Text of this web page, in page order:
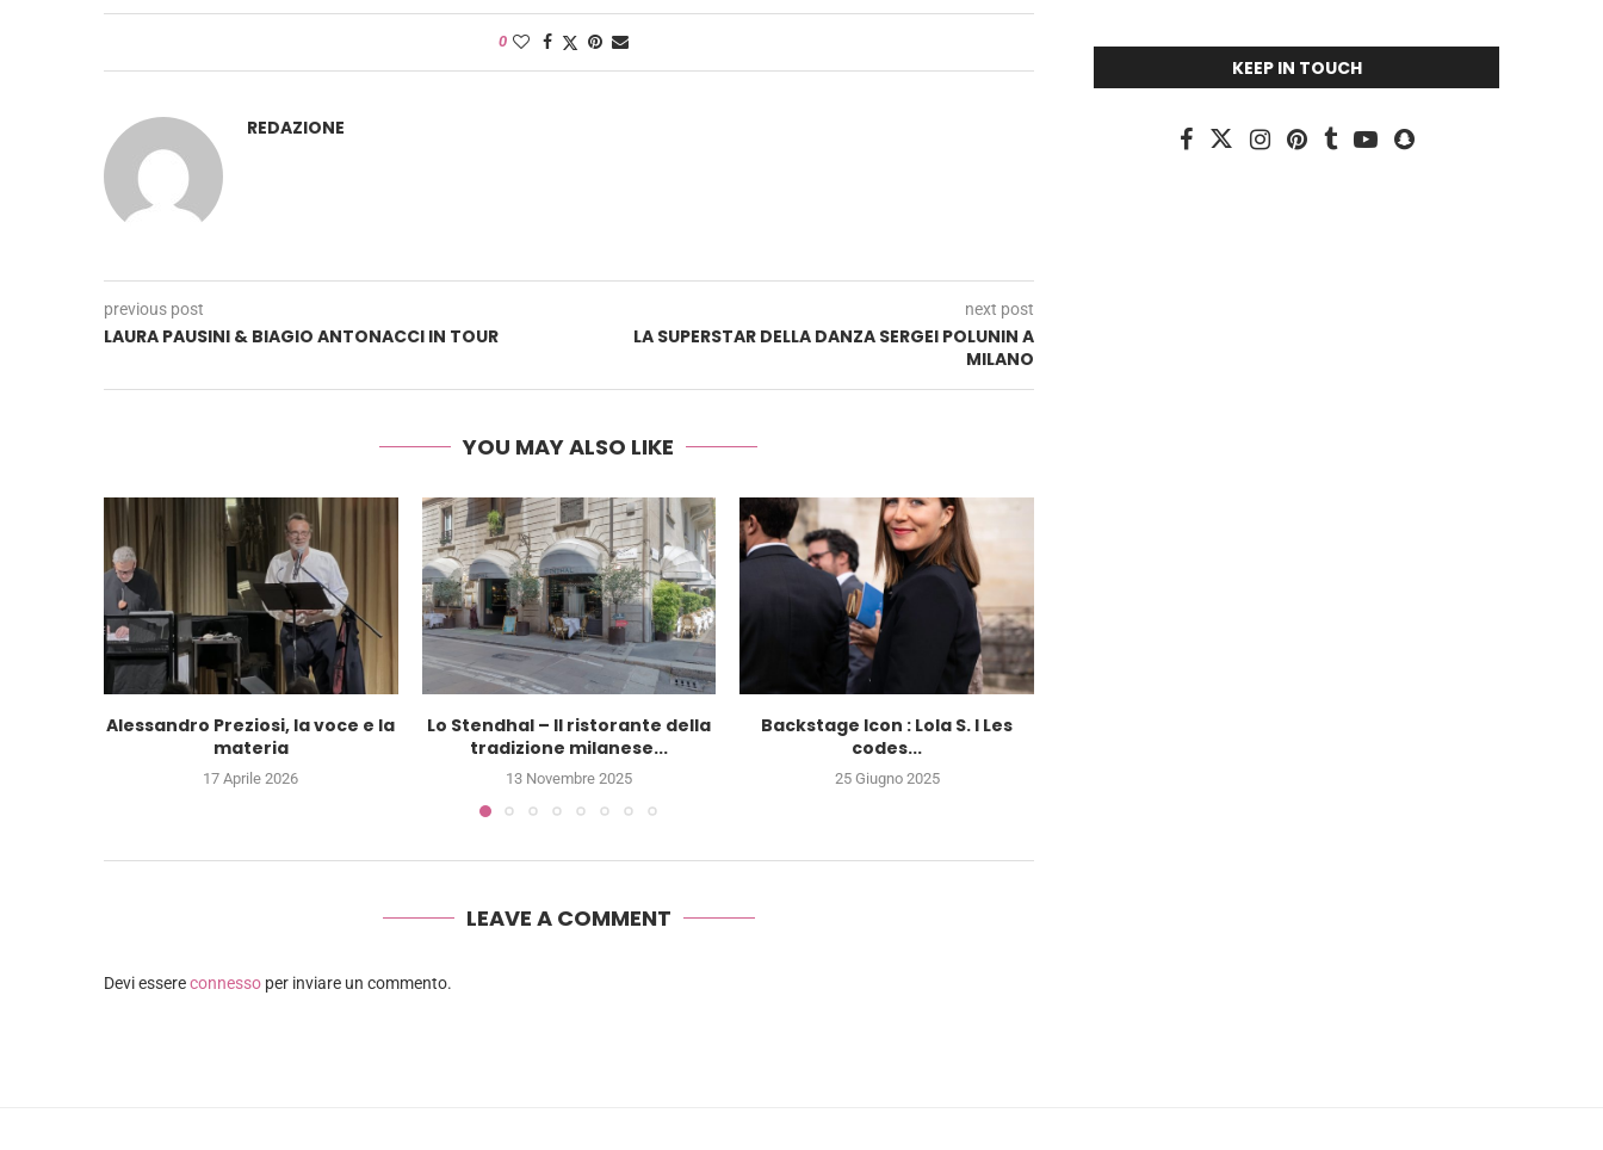
0
REDAZIONE
previous post
LAURA PAUSINI & BIAGIO ANTONACCI IN TOUR
next post
LA SUPERSTAR DELLA DANZA SERGEI POLUNIN A
MILANO
YOU MAY ALSO LIKE
Alessandro Preziosi, la voce e la
materia
17 Aprile 2026
Lo Stendhal – Il ristorante della
tradizione milanese...
13 Novembre 2025
Backstage Icon : Lola S. I Les
codes...
25 Giugno 2025
LEAVE A COMMENT
Devi essereconnesso per inviare un commento.
KEEP IN TOUCH